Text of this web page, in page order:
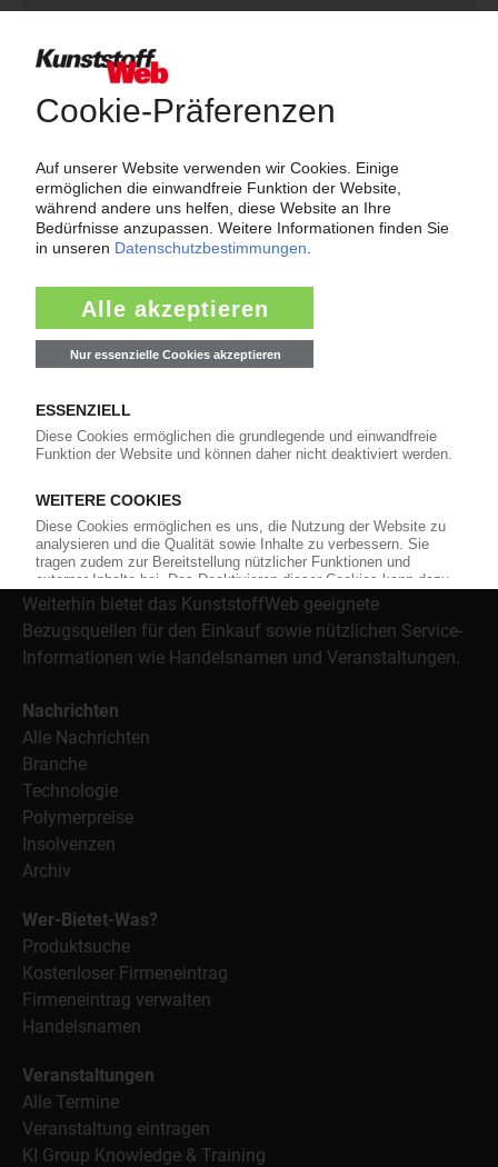
verzeichnet – Sie auch?
Über das KunststoffWeb
versorgt das KunststoffWeb bereits seit 1996 die Fach-
und Führungskräfte der Branche mit täglichen
der Berichterstattung ist dabei die Preisentwicklung für
Kunststoffe sowie Märkte, Unternehmen, Produkte,
Material, Anwendungen und Verpackungen.
Weiterhin bietet das KunststoffWeb geeignete
Bezugsquellen für den Einkauf sowie nützlichen Service-
Informationen wie Handelsnamen und Veranstaltungen.
Nachrichten
Alle Nachrichten
Branche
Technologie
Polymerpreise
Insolvenzen
Archiv
Wer-Bietet-Was?
Produktsuche
Kostenloser Firmeneintrag
Firmeneintrag verwalten
Handelsnamen
Veranstaltungen
Alle Termine
Veranstaltung eintragen
KI Group Knowledge & Training